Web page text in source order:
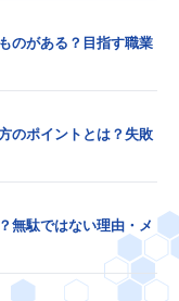
のがある？目指す職業
のポイントとは？失敗
無駄ではない理由・メ